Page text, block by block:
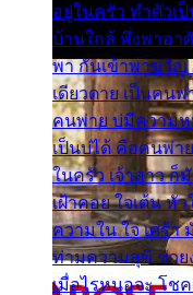
อยู่ในครัว ทำตัวเ
บ้านใกล้ พึ่งพาอา
พา กันเข้าพาขวัญ
เดียวดาย เป็นคนพ่
คนพ่าย บ่มีความหม
เป็นบ่ได้ คือคนพ่า
ในครัว เจ้าสาว ก็
เฝ้าคอย ใจเต้น หั
ความใน ใจ เศร้า
ท่ามความสุขี ช่วย
เมื่อไรหนอจะ โช